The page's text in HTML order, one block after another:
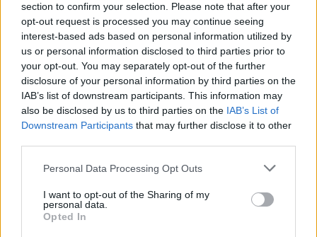
section to confirm your selection. Please note that after your
opt-out request is processed you may continue seeing
interest-based ads based on personal information utilized by
us or personal information disclosed to third parties prior to
your opt-out. You may separately opt-out of the further
disclosure of your personal information by third parties on the
IAB’s list of downstream participants. This information may
also be disclosed by us to third parties on the IAB’s List of
Downstream Participants that may further disclose it to other
Please note that this website/app uses one or more Google
not limited to your visit or usage behaviour. You may click to
grant or deny consent to Google and its third-party tags to
use your data for below specified purposes in below Google
Personal Data Processing Opt Outs
I want to opt-out of the Sharing of my
personal data.
Opted In
MAGYAR ÉPÍTŐK
Mi épül?